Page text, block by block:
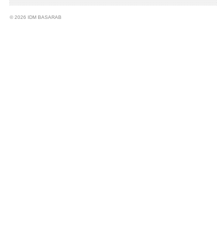
© 2026 IDM BASARAB